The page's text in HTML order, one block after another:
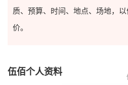
质、预算、时间、地点、场地，
价。
伍佰个人资料